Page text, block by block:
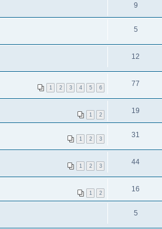
9
5
12
1 2 3 4 5 6 77
1 2 19
1 2 3 31
1 2 3 44
1 2 16
5